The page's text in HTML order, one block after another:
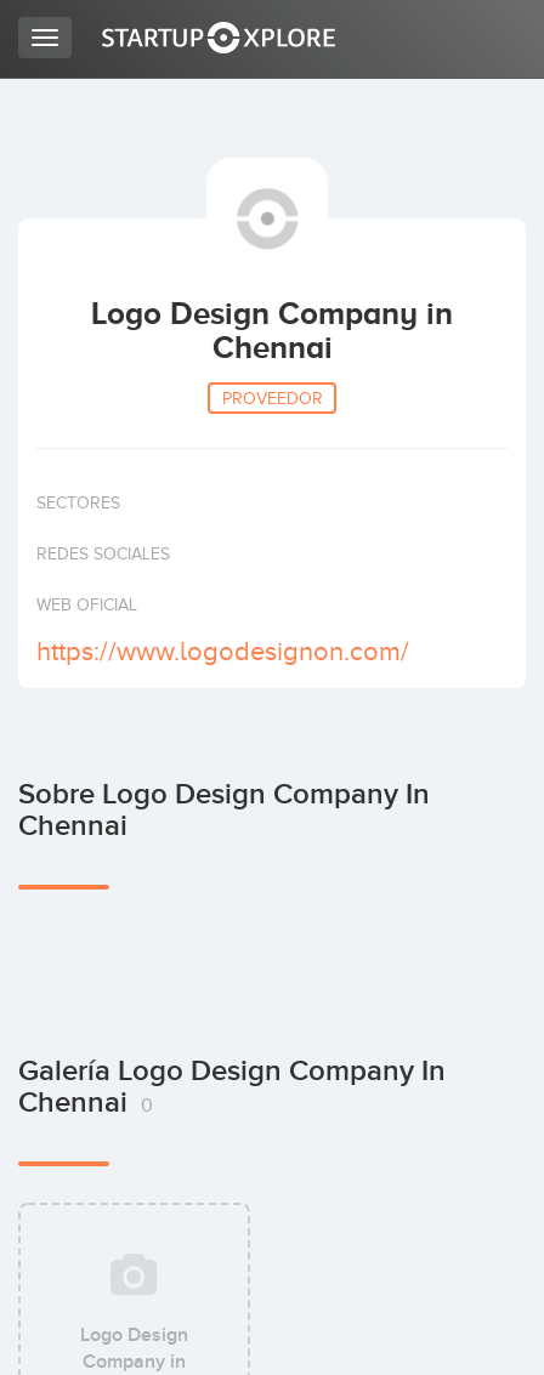
ACCESO
Inicio
Toggle
navigation
Logo Design Company in
Chennai
PROVEEDOR
SECTORES
REDES SOCIALES
WEB OFICIAL
https://www.logodesignon.com/
Sobre Logo Design Company In
Chennai
Galería Logo Design Company In
Chennai
0
Logo Design
Company in